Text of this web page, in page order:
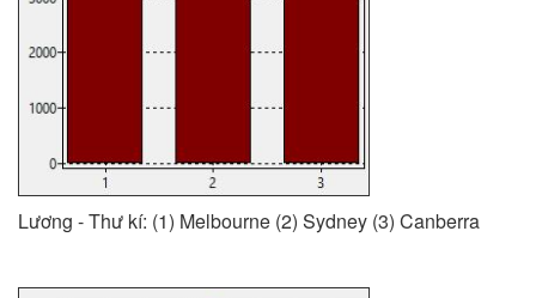
Lương - Thư kí: (1) Melbourne (2) Sydney (3) Canberra